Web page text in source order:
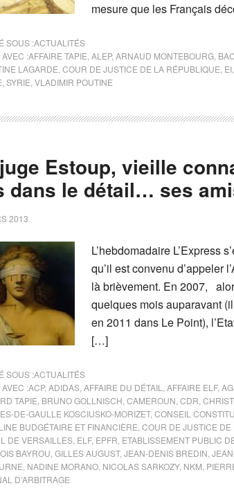
mesure que les Français
SOUS :ACTUALITÉS
:AFFAIRE TAPIE ALEP, ARNAUD MONTEBOURG
LAGARDE COUR DE JUSTICE DE LA RÉPUBLIQUE EI
SYRIE VLADIMIR POUTINE
Estoup, vieille
dans le détail… ses
2013
L’hebdomadaire L’Express
qu’il est convenu d’appeler
là brièvement. En 2007,
quelques mois auparavant
en 2011 dans Le Point),
[…]
SOUS :ACTUALITÉS
:ACP, ADIDAS AFFAIRE DU DÉTAIL AFFAIRE ELF,
TAPIE BRUNO GOLLNISCH CAMEROUN CDR
DE-GAULLE KOSCIUSKO-MORIZET, CONSEIL
BUDGÉTAIRE ET FINANCIÈRE COUR DE JUSTICE
DE VERSAILLES ELF, EPFR ETABLISSEMENT PUBLIC
BAYROU GILLES AUGUST, JEAN-DENIS BREDIN
NADINE MORANO NICOLAS SARKOZY, NKM
D’ARBITRAGE